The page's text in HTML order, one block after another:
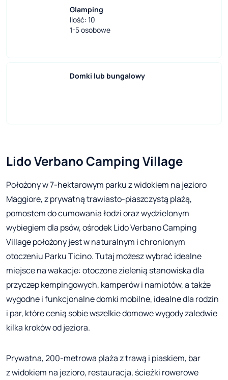
Glamping
Ilość: 10
1-5 osobowe
Domki lub bungalowy
Lido Verbano Camping Village
Położony w 7-hektarowym parku z widokiem na jezioro
Maggiore, z prywatną trawiasto-piaszczystą plażą,
pomostem do cumowania łodzi oraz wydzielonym
wybiegiem dla psów, ośrodek Lido Verbano Camping
Village położony jest w naturalnym i chronionym
otoczeniu Parku Ticino. Tutaj możesz wybrać idealne
miejsce na wakacje: otoczone zielenią stanowiska dla
przyczep kempingowych, kamperów i namiotów, a także
wygodne i funkcjonalne domki mobilne, idealne dla rodzin
i par, które cenią sobie wszelkie domowe wygody zaledwie
kilka kroków od jeziora.
Prywatna, 200-metrowa plaża z trawą i piaskiem, bar
z widokiem na jezioro, restauracja, ścieżki rowerowe